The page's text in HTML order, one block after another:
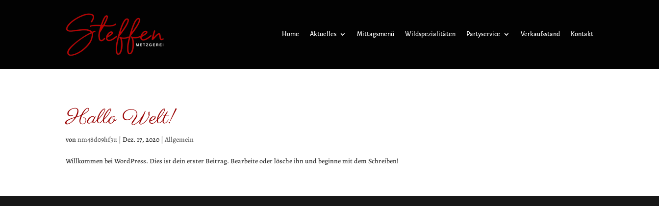
Home Aktuelles Mittagsmenü Wildspezialitäten Partyservice Verkaufsstand Kontakt
Hallo Welt!
vonnm48d09hf3u |Dez. 17, 2020 |Allgemein
Willkommen bei WordPress. Dies ist dein erster Beitrag. Bearbeite oder lösche ihn und beginne mit dem Schreiben!